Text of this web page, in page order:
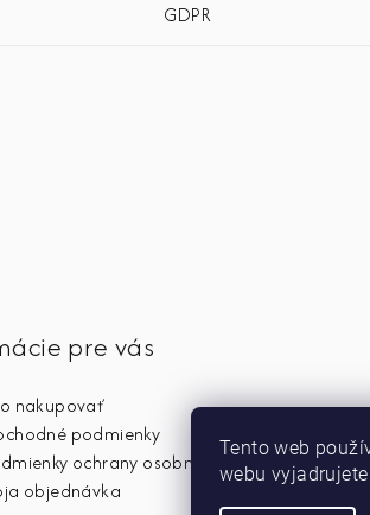
Tento web
webu
GDPR
pre vás
nakupovať
podmienky
ochrany osobných údajov
objednávka